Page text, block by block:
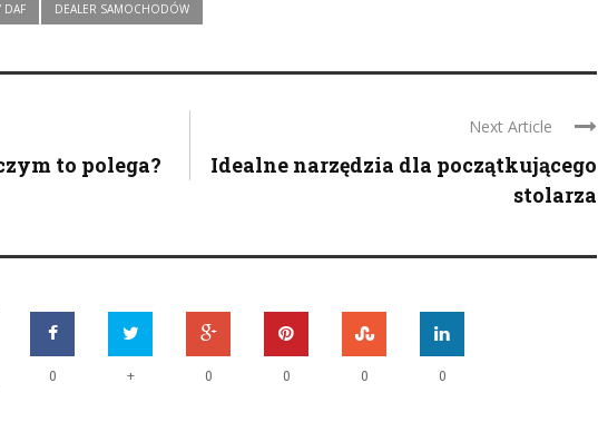
DAF DEALER SAMOCHODÓW
to polega?
Next Article
Idealne narzędzia dla początkującego
stolarza
0 + 0 0 0 0